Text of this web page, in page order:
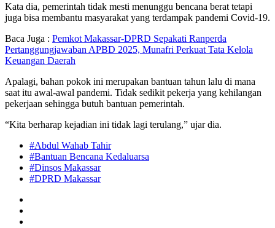
Kata dia, pemerintah tidak mesti menunggu bencana berat tetapi
juga bisa membantu masyarakat yang terdampak pandemi Covid-19.
Baca Juga : Pemkot Makassar-DPRD Sepakati Ranperda
Pertanggungjawaban APBD 2025, Munafri Perkuat Tata Kelola
Keuangan Daerah
Apalagi, bahan pokok ini merupakan bantuan tahun lalu di mana
saat itu awal-awal pandemi. Tidak sedikit pekerja yang kehilangan
pekerjaan sehingga butuh bantuan pemerintah.
“Kita berharap kejadian ini tidak lagi terulang,” ujar dia.
#Abdul Wahab Tahir
#Bantuan Bencana Kedaluarsa
#Dinsos Makassar
#DPRD Makassar